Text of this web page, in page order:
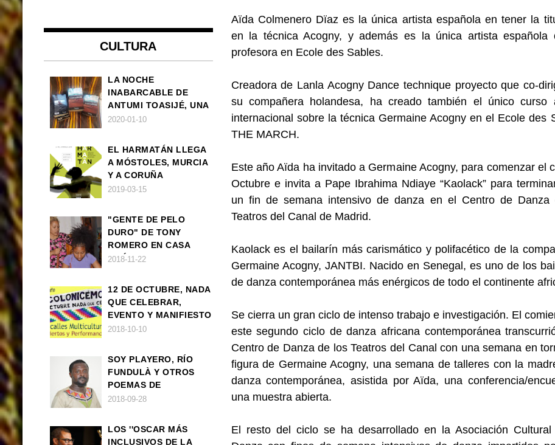
Aïda Colmenero Dïaz es la única artista española en tener la
en la técnica Acogny, y además es la única artista española
profesora en Ecole des Sables.
Creadora de Lanla Acogny Dance technique proyecto que co-
su compañera holandesa, ha creado también el único curso
internacional sobre la técnica Germaine Acogny en el Ecole des
THE MARCH.
Este año Aïda ha invitado a Germaine Acogny, para comenzar el
Octubre e invita a Pape Ibrahima Ndiaye “Kaolack” para
un fin de semana intensivo de danza en el Centro de Danza
Teatros del Canal de Madrid.
Kaolack es el bailarín más carismático y polifacético de la
Germaine Acogny, JANTBI. Nacido en Senegal, es uno de los
de danza contemporánea más enérgicos de todo el continente
Se cierra un gran ciclo de intenso trabajo e investigación. El
este segundo ciclo de danza africana contemporánea
Centro de Danza de los Teatros del Canal con una semana en
figura de Germaine Acogny, una semana de talleres con la
danza contemporánea, asistida por Aïda, una conferencia/
una muestra abierta.
El resto del ciclo se ha desarrollado en la Asociación
CULTURA
LA NOCHE
INABARCABLE DE
ANTUMI TOASIJÉ, UNA
NOVELA
2020-01-10
EL HARMATÁN LLEGA
A MÓSTOLES, MURCIA
Y A CORUÑA
2019-03-15
"GENTE DE PELO
DURO" DE TONY
ROMERO EN CASA
AMÉRICA
2018-11-22
12 DE OCTUBRE, NADA
QUE CELEBRAR,
EVENTO Y MANIFIESTO
2018-10-10
SOY PLAYERO, RÍO
FUNDULÀ Y OTROS
POEMAS DE
FRANCISCO
2018-09-28
LOS ''OSCAR MÁS
INCLUSIVOS DE LA